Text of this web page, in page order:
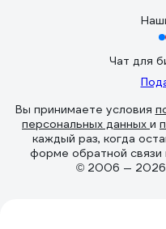
Чат для
Вы принимаете условия
персональных данных и
каждый раз, когда
форме обратной связи
© 2006 —